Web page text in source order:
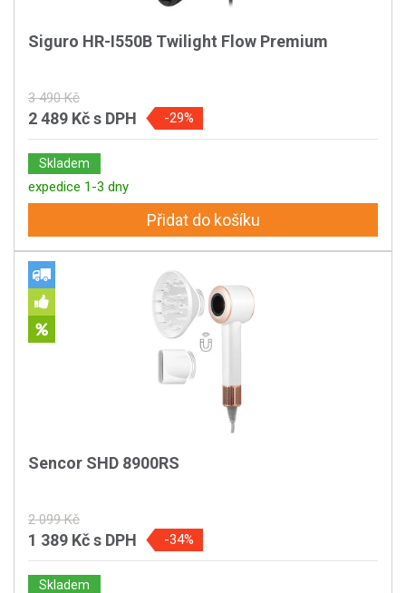
Siguro HR-I550B Twilight Flow Premium
3 490 Kč
2 489 Kčs DPH -29%
Skladem
expedice 1-3 dny
Přidat do košíku
Sencor SHD 8900RS
2 099 Kč
1 389 Kčs DPH -34%
Skladem